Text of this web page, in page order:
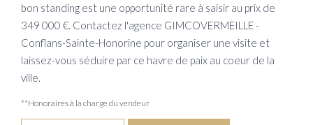
bon standing est une opportunité rare à saisir au prix de
349 000 €. Contactez l'agence GIMCOVERMEILLE -
Conflans-Sainte-Honorine pour organiser une visite et
laissez-vous séduire par ce havre de paix au coeur de la
ville.
**Honoraires à la charge du vendeur